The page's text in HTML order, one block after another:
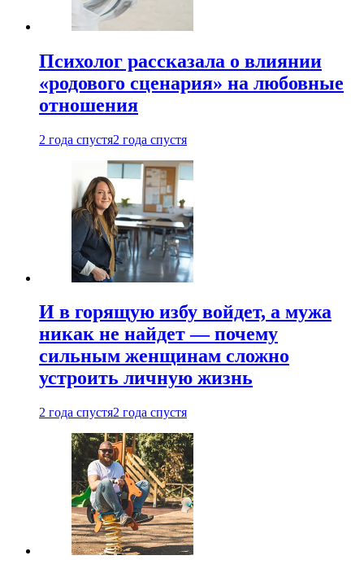
Психолог рассказала о влиянии
«родового сценария» на любовные
отношения
2 года спустя2 года спустя
И в горящую избу войдет, а мужа
никак не найдет — почему
сильным женщинам сложно
устроить личную жизнь
2 года спустя2 года спустя